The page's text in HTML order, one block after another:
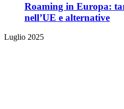
Roaming in Europa:
nell’UE e alternative
Luglio 2025